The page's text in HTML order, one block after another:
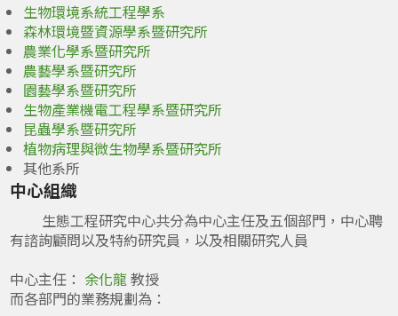
生物環境系統工程學系
森林環境暨資源學系暨研究所
農業化學系暨研究所
農藝學系暨研究所
園藝學系暨研究所
生物產業機電工程學系暨研究所
昆蟲學系暨研究所
植物病理與微生物學系暨研究所
其他系所
中心組織
生態工程研究中心共分為中心主任及五個部門，中心聘
有諮詢顧問以及特約研究員，以及相關研究人員
中心主任： 余化龍教授
而各部門的業務規劃為：